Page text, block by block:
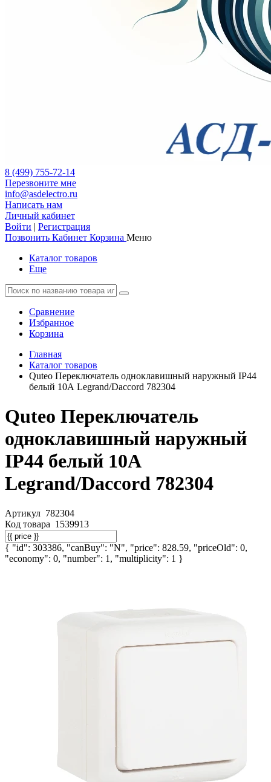
8 (499) 755-72-14
Перезвоните мне
info@asdelectro.ru
Написать нам
Личный кабинет
Войти | Регистрация
Позвонить Кабинет Корзина Меню
Каталог товаров
Еще
Сравнение
Избранное
Корзина
Главная
Каталог товаров
Quteo Переключатель одноклавишный наружный IP44
белый 10А Legrand/Daccord 782304
Quteo Переключатель
одноклавишный наружный
IP44 белый 10А
Legrand/Daccord 782304
Артикул 782304
Код товара 1539913
{ "id": 303386, "canBuy": "N", "price": 828.59, "priceOld": 0,
"economy": 0, "number": 1, "multiplicity": 1 }